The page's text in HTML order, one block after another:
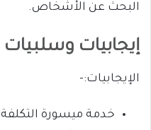
البحث عن الأشخاص.
إيجابيات وسلبيات US Search
الإيجابيات:-
خدمة ميسورة التكلفة